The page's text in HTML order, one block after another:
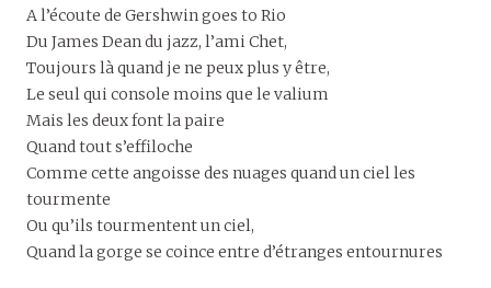
A l’écoute de Gershwin goes to Rio
Du James Dean du jazz, l’ami Chet,
Toujours là quand je ne peux plus y être,
Le seul qui console moins que le valium
Mais les deux font la paire
Quand tout s’effiloche
Comme cette angoisse des nuages quand un ciel les
tourmente
Ou qu’ils tourmentent un ciel,
Quand la gorge se coince entre d’étranges entournures